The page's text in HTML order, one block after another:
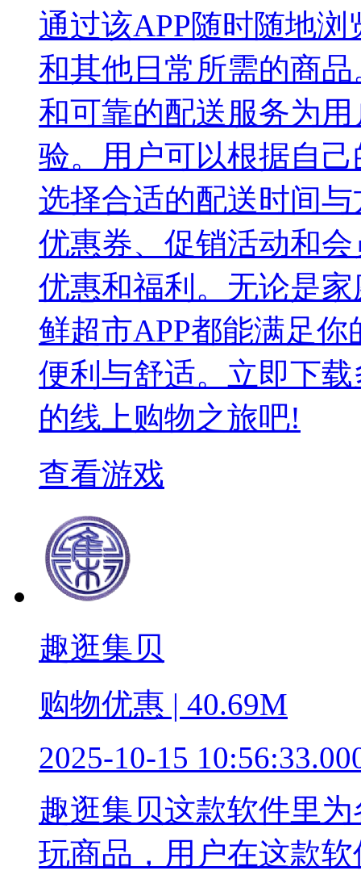
通过该APP随时随地
和其他日常所需的商
和可靠的配送服务为
验。用户可以根据自
选择合适的配送时间
优惠券、促销活动和
优惠和福利。无论是
鲜超市APP都能满足
便利与舒适。立即下
的线上购物之旅吧!
查看游戏
趣逛集贝
购物优惠 | 40.69M
2025-10-15
趣逛集贝这款软件里
玩商品，用户在这款